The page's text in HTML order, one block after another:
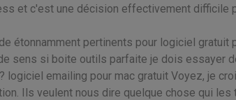
et c'est une décision effectivement difficile
étonnamment pertinents pour logiciel gratuit
sens si boite outils parfaite je dois essayer
logiciel emailing pour mac gratuit Voyez, je
Ils veulent nous dire quelque chose qui les